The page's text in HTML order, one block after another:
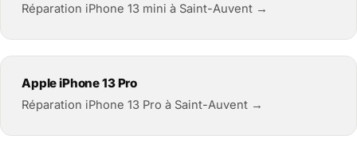
Réparation iPhone 13 mini à Saint-Auvent →
Apple iPhone 13 Pro
Réparation iPhone 13 Pro à Saint-Auvent →